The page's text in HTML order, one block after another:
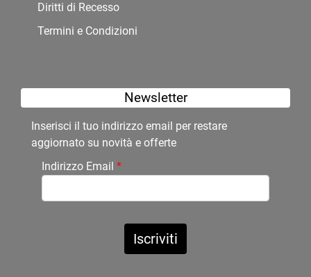
Diritti di Recesso
Termini e Condizioni
Newsletter
Inserisci il tuo indirizzo email per restare
aggiornato su novità e offerte
Indirizzo Email *